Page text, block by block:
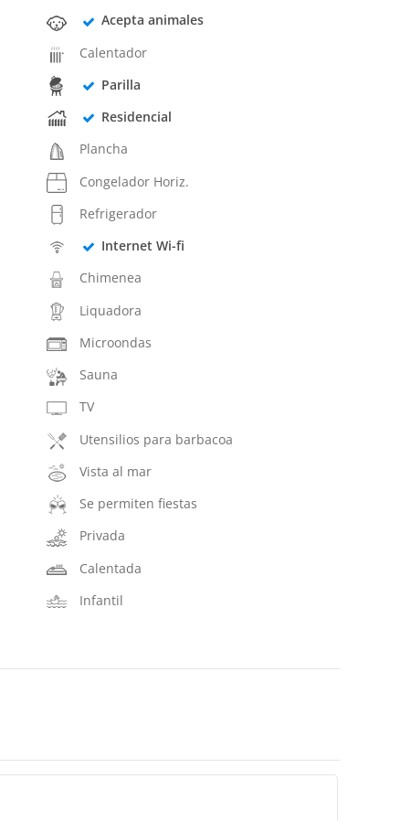
Acepta animales
Calentador
Parilla
Residencial
Plancha
Congelador Horiz.
Refrigerador
Internet Wi-fi
Chimenea
Liquadora
Microondas
Sauna
TV
Utensilios para barbacoa
Vista al mar
Se permiten fiestas
Privada
Calentada
Infantil